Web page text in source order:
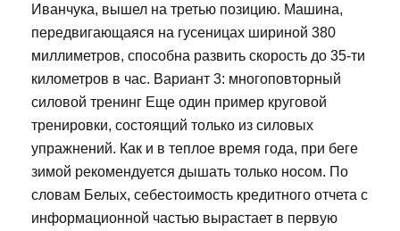
Иванчука, вышел на третью позицию. Машина,
передвигающаяся на гусеницах шириной 380
миллиметров, способна развить скорость до 35-ти
километров в час. Вариант 3: многоповторный
силовой тренинг Еще один пример круговой
тренировки, состоящий только из силовых
упражнений. Как и в теплое время года, при беге
зимой рекомендуется дышать только носом. По
словам Белых, себестоимость кредитного отчета с
информационной частью вырастает в первую